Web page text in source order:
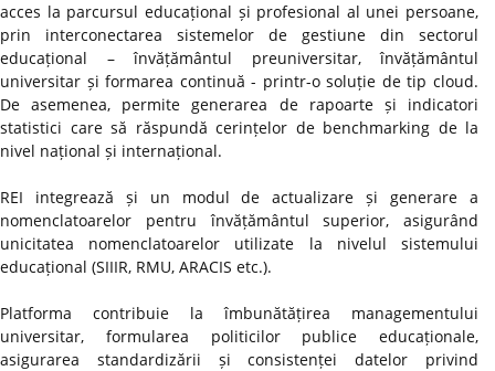
acces la parcursul educațional și profesional al unei persoane,
prin interconectarea sistemelor de gestiune din sectorul
educațional – învățământul preuniversitar, învățământul
universitar și formarea continuă - printr-o soluție de tip cloud.
De asemenea, permite generarea de rapoarte și indicatori
statistici care să răspundă cerințelor de benchmarking de la
nivel național și internațional.
REI integrează și un modul de actualizare și generare a
nomenclatoarelor pentru învățământul superior, asigurând
unicitatea nomenclatoarelor utilizate la nivelul sistemului
educațional (SIIIR, RMU, ARACIS etc.).
Platforma contribuie la îmbunătățirea managementului
universitar, formularea politicilor publice educaționale,
asigurarea standardizării și consistenței datelor privind